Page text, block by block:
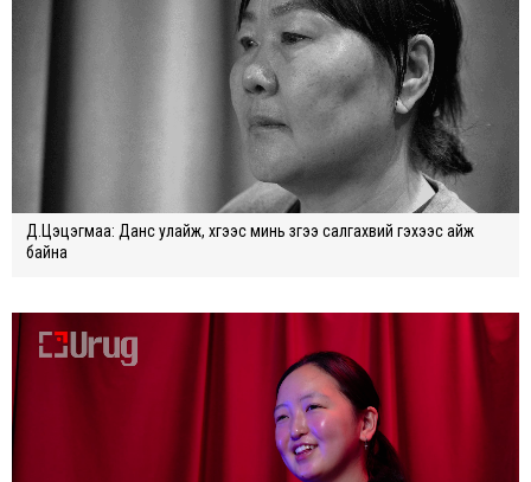
Д.Цэцэгмаа: Данс улайж, хүүгээс минь зүүгээ салгахвий гэхээс айж
байна